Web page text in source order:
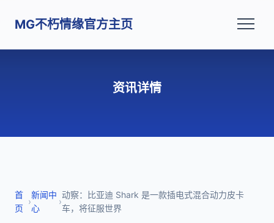
MG不朽情缘官方主页
资讯详情
首
页
›
新闻中
心
›
动察：比亚迪 Shark 是一款插电式混合动力皮卡
车，将征服世界